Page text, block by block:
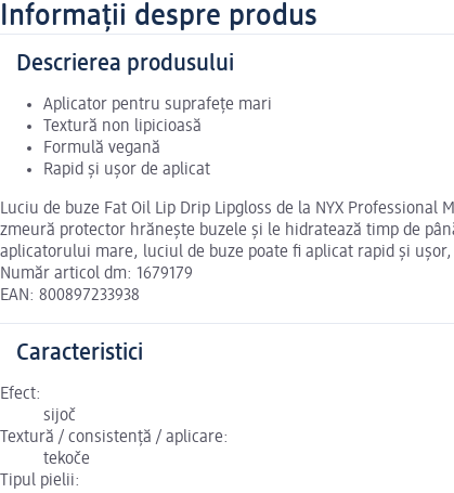
Informații despre produs
Descrierea produsului
Aplicator pentru suprafețe mari
Textură non lipicioasă
Formulă vegană
Rapid și ușor de aplicat
Luciu de buze Fat Oil Lip Drip Lipgloss de la NYX
zmeură protector hrănește buzele și le hidratează timp de
aplicatorului mare, luciul de buze poate fi aplicat rapid și
Număr articol dm: 1679179
EAN: 800897233938
Caracteristici
Efect:
sijoč
Textură / consistență / aplicare:
tekoče
Tipul pielii: